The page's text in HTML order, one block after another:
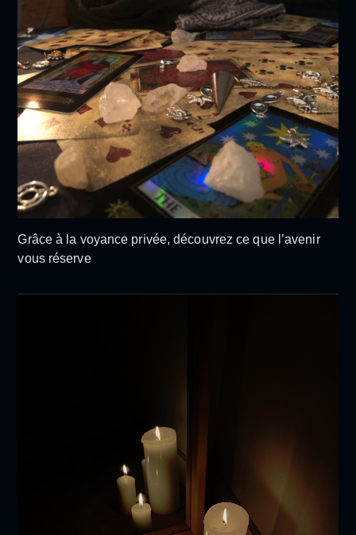
Grâce à la voyance privée, découvrez ce que l’avenir
vous réserve